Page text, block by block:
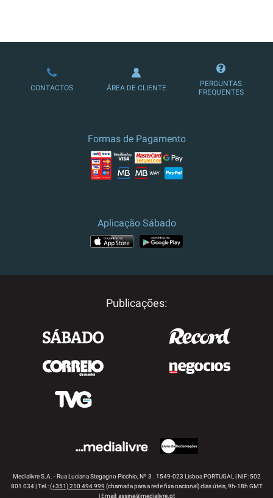
LOJA DE ASSINATURAS
CONTACTOS ÁREA DE CLIENTE
PERGUNTAS
FREQUENTES
Formas de Pagamento
Aplicação Sábado
Publicações:
Medialivre S.A. - Rua Luciana Stegagno Picchio, Nº 3 . 1549-023 Lisboa PORTUGAL | NIF: 502
801 034 | Tel.:(+351) 210 494 999 (chamada para a rede fixa nacional) dias úteis, 9h-18h GMT
| Email:assine@medialivre.pt